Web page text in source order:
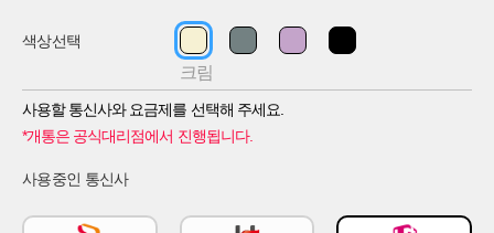
색상선택
크림
사용할 통신사와 요금제를 선택해 주세요.
*개통은 공식대리점에서 진행됩니다.
사용중인 통신사
가입유형
신규가입
번호이동
기기변경
희망시간
연락처 -
수집항목
보유,
이용기간
3개월까지
보관/